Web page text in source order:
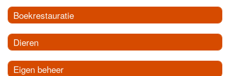
Boekrestauratie
Dieren
Eigen beheer